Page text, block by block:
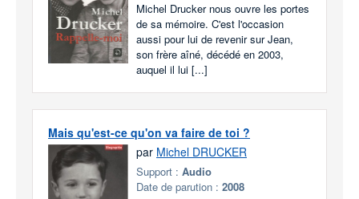
Michel Drucker nous ouvre les portes
de sa mémoire. C'est l'occasion
aussi pour lui de revenir sur Jean,
son frère aîné, décédé en 2003,
auquel il lui [...]
Mais qu'est-ce qu'on va faire de toi ?
par Michel DRUCKER
Support : Audio
Date de parution : 2008